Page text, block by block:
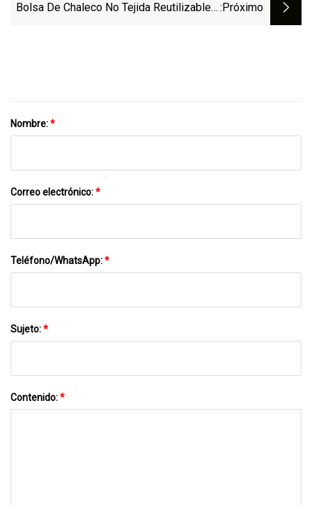
Bolsa De Chaleco No Tejida Reutilizable 5 :próximo
Nombre:*
Correo electrónico:*
Teléfono/WhatsApp:*
Sujeto:*
Contenido:*